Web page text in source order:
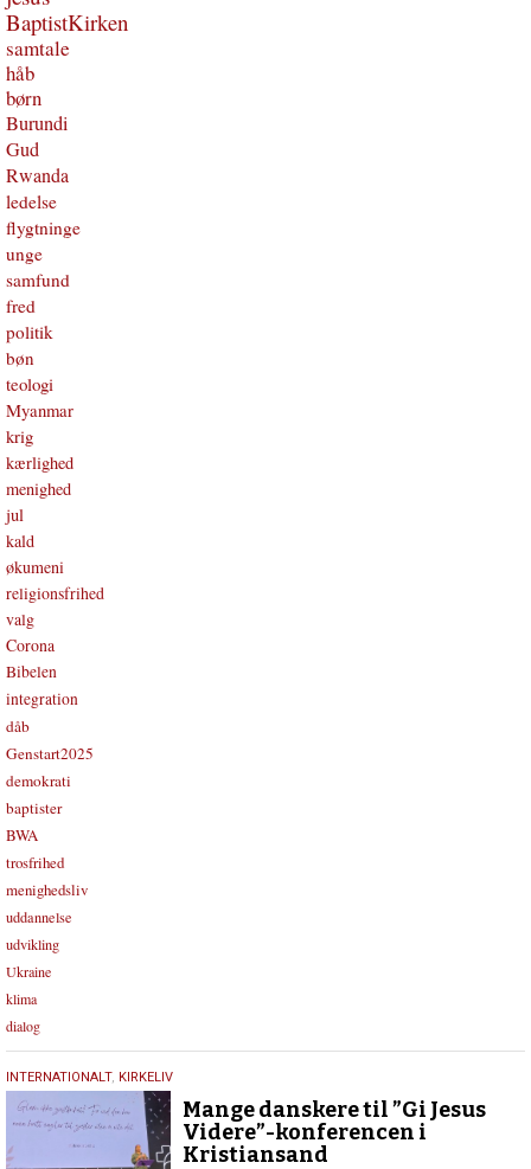
BaptistKirken
samtale
håb
børn
Burundi
Gud
Rwanda
ledelse
flygtninge
unge
samfund
fred
politik
bøn
teologi
Myanmar
krig
kærlighed
menighed
jul
kald
økumeni
religionsfrihed
valg
Corona
Bibelen
integration
dåb
Genstart2025
demokrati
baptister
BWA
trosfrihed
menighedsliv
uddannelse
udvikling
Ukraine
klima
dialog
5.
november
2024
INTERNATIONALT, KIRKELIV
Mange danskere til ”Gi Jesus
Videre”-konferencen i
Kristiansand